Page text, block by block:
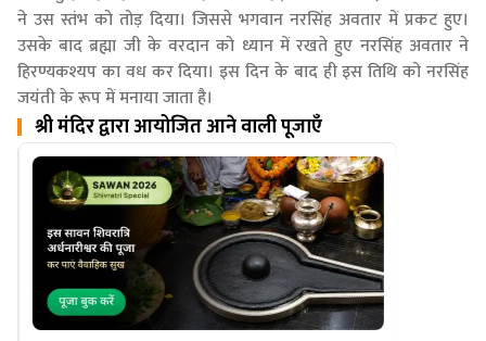
ने उस स्तंभ को तोड़ दिया। जिससे भगवान नरसिंह अवतार में प्रकट हुए।
उसके बाद ब्रह्मा जी के वरदान को ध्यान में रखते हुए नरसिंह अवतार ने
हिरण्यकश्यप का वध कर दिया। इस दिन के बाद ही इस तिथि को नरसिंह
जयंती के रूप में मनाया जाता है।
श्री मंदिर द्वारा आयोजित आने वाली पूजाएँ